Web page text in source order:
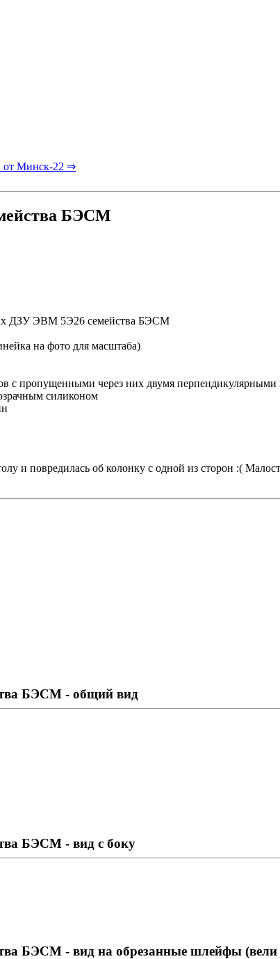
Минск-22 ⇒
БЭСМ
ДЗУ ЭВМ 5Э26 семейства БЭСМ
на фото для масштаба)
с пропущенными через них двумя
силиконом
и повредилась об колонку с одной из сторон :(
БЭСМ - общий вид
БЭСМ - вид с боку
БЭСМ - вид на обрезанные шлейфы (вели